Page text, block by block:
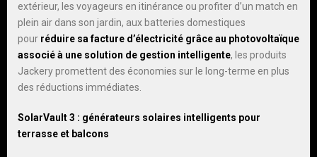
extérieur, les voyageurs en itinérance ou profiter d’un match en
plein air dans son jardin, aux batteries domestiques
pour réduire sa facture d’électricité grâce au photovoltaïque
associé à une solution de gestion intelligente, les produits
Jackery promettent des économies sur le long-terme en plus
des réductions immédiates.
SolarVault 3 : générateurs solaires intelligents pour
terrasse et balcons